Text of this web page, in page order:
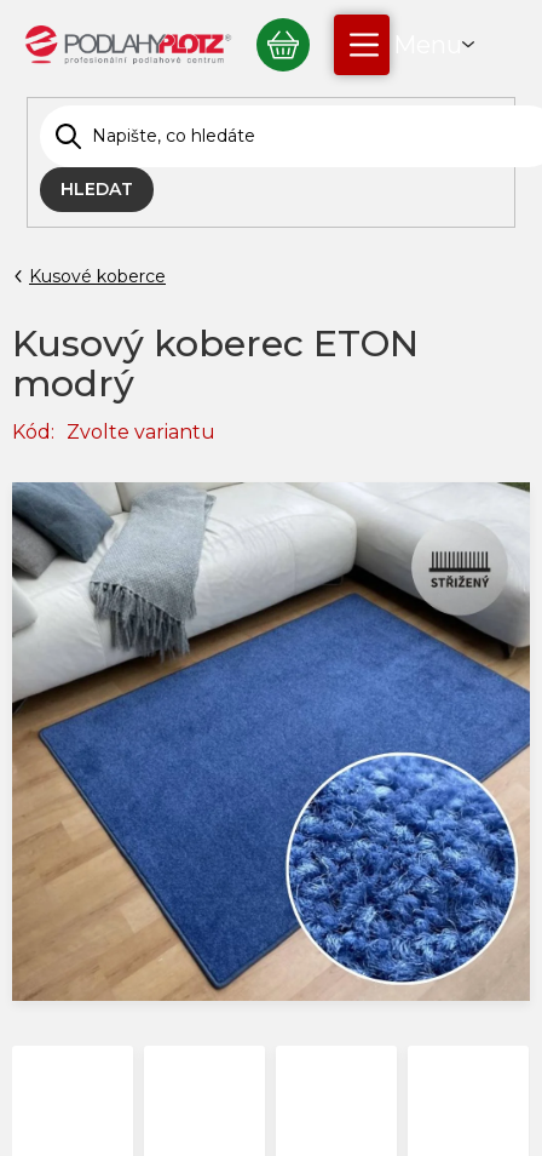
obsah
HLEDAT
NÁKUPNÍ
KOŠÍK
Kusové koberce
Kusový koberec ETON
modrý
Kód: Zvolte variantu